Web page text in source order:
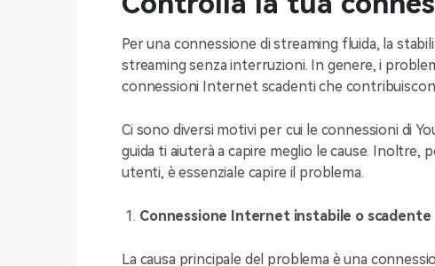
Per una connessione di streaming fluida, la
streaming senza interruzioni. In genere, i
connessioni Internet scadenti che
Ci sono diversi motivi per cui le connessioni di
guida ti aiuterà a capire meglio le cause. Inoltre,
utenti, è essenziale capire il problema.
Connessione Internet instabile o scadente
La causa principale del problema è una